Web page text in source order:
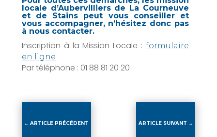
locale d’Aubervilliers de La Courneuve
et de Stains peut vous conseiller et
vous accompagner, n’hésitez donc pas
à nous contacter.
Inscription à la Mission Locale : formulaire
en ligne
Par téléphone : 01 88 81 20 20
←ARTICLE PRÉCÉDENT ARTICLE SUIVANT →